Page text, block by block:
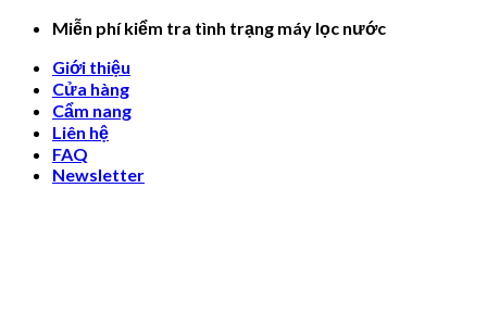
Skip
content
Miễn phí kiểm tra tình trạng máy lọc nước
Giới thiệu
Cửa hàng
Cẩm nang
Liên hệ
FAQ
Newsletter